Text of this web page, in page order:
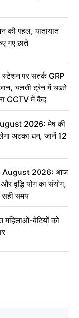
की पहल, यातायात
गए छाते
पर सतर्क GRP
जान, चलती ट्रेन में चढ़ते
CCTV में कैद
2026: मेष की
अटका धन, जानें 12
August 2026: आज
वृद्धि योग का संयोग,
सही समय
बेटियों को